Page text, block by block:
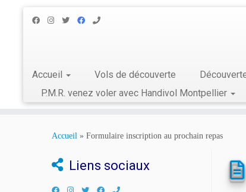
Accueil Vols de découverte
P.M.R. venez voler avec Handivol Montpellier
Accueil » Formulaire inscription au prochain repas
Liens sociaux